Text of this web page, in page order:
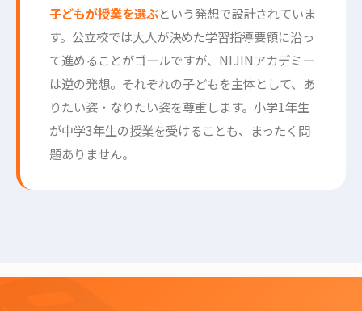
子どもが授業を選ぶという発想で設計されていま
す。公立校では大人が決めた学習指導要領に沿っ
て進めることがゴールですが、NIJINアカデミー
は逆の発想。それぞれの子どもを主体として、あ
りたい姿・なりたい姿を尊重します。小学1年生
が中学3年生の授業を受けることも、まったく問
題ありません。